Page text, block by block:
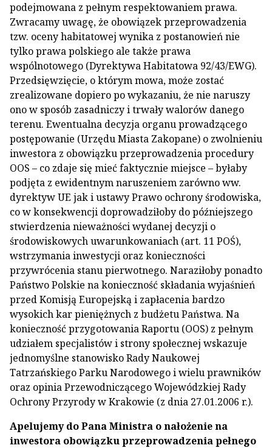
podejmowana z pełnym respektowaniem prawa.
Zwracamy uwagę, że obowiązek przeprowadzenia
tzw. oceny habitatowej wynika z postanowień nie
tylko prawa polskiego ale także prawa
wspólnotowego (Dyrektywa Habitatowa 92/43/EWG).
Przedsięwzięcie, o którym mowa, może zostać
zrealizowane dopiero po wykazaniu, że nie naruszy
ono w sposób zasadniczy i trwały walorów danego
terenu. Ewentualna decyzja organu prowadzącego
postępowanie (Urzędu Miasta Zakopane) o zwolnieniu
inwestora z obowiązku przeprowadzenia procedury
OOS – co zdaje się mieć faktycznie miejsce – byłaby
podjęta z ewidentnym naruszeniem zarówno ww.
dyrektyw UE jak i ustawy Prawo ochrony środowiska,
co w konsekwencji doprowadziłoby do późniejszego
stwierdzenia nieważności wydanej decyzji o
środowiskowych uwarunkowaniach (art. 11 POŚ),
wstrzymania inwestycji oraz konieczności
przywrócenia stanu pierwotnego. Naraziłoby ponadto
Państwo Polskie na konieczność składania wyjaśnień
przed Komisją Europejską i zapłacenia bardzo
wysokich kar pieniężnych z budżetu Państwa. Na
konieczność przygotowania Raportu (OOS) z pełnym
udziałem specjalistów i strony społecznej wskazuje
jednomyślne stanowisko Rady Naukowej
Tatrzańskiego Parku Narodowego i wielu prawników
oraz opinia Przewodniczącego Wojewódzkiej Rady
Ochrony Przyrody w Krakowie (z dnia 27.01.2006 r.).
Apelujemy do Pana Ministra o nałożenie na
inwestora obowiązku przeprowadzenia pełnego